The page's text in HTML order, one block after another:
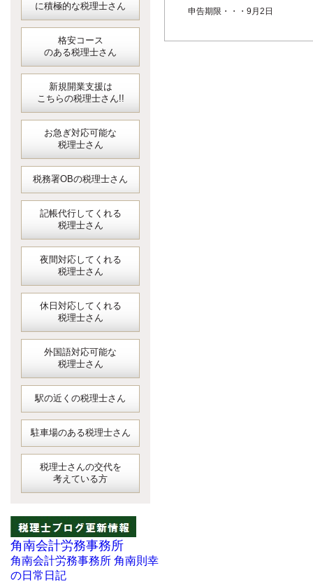
に積極的な税理士さん
格安コース
のある税理士さん
新規開業支援は
こちらの税理士さん!!
お急ぎ対応可能な
税理士さん
税務署OBの税理士さん
記帳代行してくれる
税理士さん
夜間対応してくれる
税理士さん
休日対応してくれる
税理士さん
外国語対応可能な
税理士さん
駅の近くの税理士さん
駐車場のある税理士さん
税理士さんの交代を
考えている方
角南会計労務事務所
角南会計労務事務所 角南則幸
の日常日記
短縮に係る確定申告＜消費税
申告期限・・・9月2日